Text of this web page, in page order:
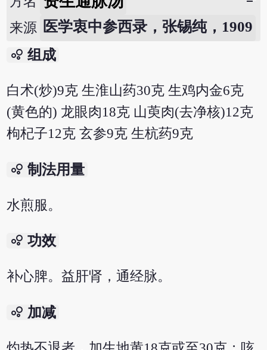
来源 医学衷中参西录，张锡纯，1909
bubble_chart 组成
白术(炒)9克 生淮山药30克 生鸡内金6克
(黄色的) 龙眼肉18克 山萸肉(去净核)12克
枸杞子12克 玄参9克 生杭药9克
bubble_chart 制法用量
水煎服。
bubble_chart 功效
补心脾。益肝肾，通经脉。
bubble_chart 加减